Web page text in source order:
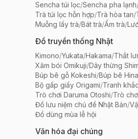
Sencha túi lọc/Sencha pha lạnh
Trà túi lọc hỗn hợp/Trà hòa tan/
Muỗng lấy trà/Bát trà/Ấm trà/
Đồ truyền thống Nhật
Kimono/Yukata/Hakama/Thắt
Xăm bói Omikuji/Dây thừng
Búp bê gỗ Kokeshi/Búp bê Hina
Bộ gấp giấy Origami/Tranh
Trò chơi Daruma Otoshi/Trò
Đồ lưu niệm chủ đề Nhật Bản/
Đồ dùng mùa lễ hội
Văn hóa đại chúng